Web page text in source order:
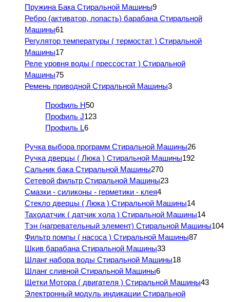
Пружина Бака Стиральной Машины9
Ребро (активатор, лопасть) барабана Стиральной
Машины61
Регулятор температуры ( термостат ) Стиральной
Машины17
Реле уровня воды ( прессостат ) Стиральной
Машины75
Ремень приводной Стиральной Машины3
Профиль H50
Профиль J123
Профиль L6
Ручка выбора программ Стиральной Машины26
Ручка дверцы ( Люка ) Стиральной Машины192
Сальник бака Стиральной Машины270
Сетевой фильтр Стиральной Машины23
Смазки - силиконы - герметики - клея4
Стекло дверцы ( Люка ) Стиральной Машины14
Таходатчик ( датчик хола ) Стиральной Машины14
Тэн (нагревательный элемент) Стиральной Машины104
Фильтр помпы ( насоса ) Стиральной Машины87
Шкив барабана Стиральной Машины33
Шланг набора воды Стиральной Машины18
Шланг сливной Стиральной Машины6
Щетки Мотора ( двигателя ) Стиральной Машины43
Электронный модуль индикации Стиральной